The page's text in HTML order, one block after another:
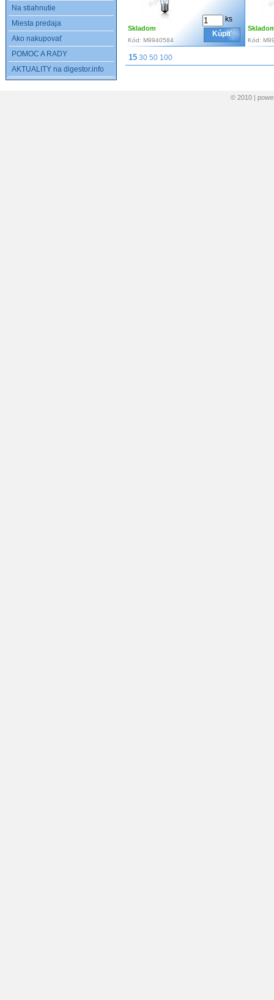
ks
Kúpiť
Skladom
Kód: M9940584 Kód:
15 30 50 100
Na stiahnutie
Miesta predaja
Ako nakupovať
POMOC A RADY
AKTUALITY na digestor.info
© 2010 |